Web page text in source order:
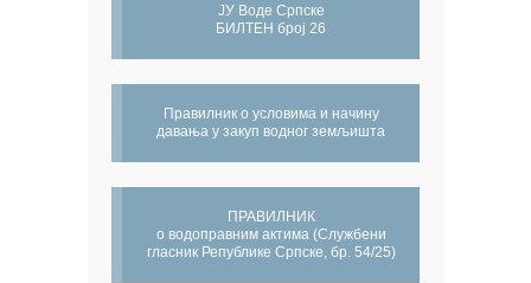
ЈУ Воде Српске
БИЛТЕН број 26
Правилник о условима и начину
давања у закуп водног земљишта
ПРАВИЛНИК
о водоправним актима (Службени
гласник Републике Српске, бр. 54/25)